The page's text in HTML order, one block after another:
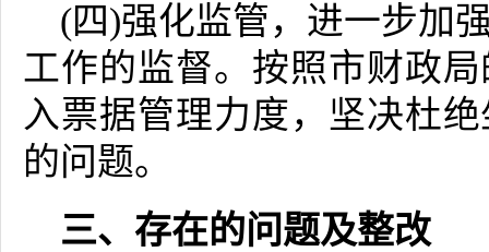
(四)强化监管，进一步加
工作的监督。按照市财政
入票据管理力度，坚决杜
的问题。
三、存在的问题及整改